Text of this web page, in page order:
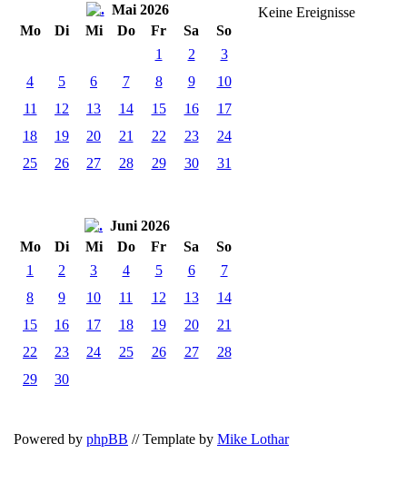
Mai 2026
Mo
Di Mi Do Fr Sa
So
1
2
3
4
5 6 7 8 9
10
11
12 13 14 15 16
17
18
19 20 21 22 23
24
25
26 27 28 29 30 31
Juni 2026
Mo
Di Mi Do Fr Sa
So
1
2 3 4 5 6
7
8
9 10 11 12 13
14
15
16 17 18 19 20
21
22
23 24 25 26 27
28
29
30
Keine Ereignisse
Powered by phpBB // Template by Mike Lothar